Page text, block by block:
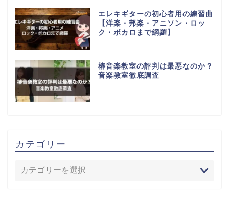
エレキギターの初心者用の練習曲
【洋楽・邦楽・アニソン・ロッ
ク・ボカロまで網羅】
椿音楽教室の評判は最悪なのか？
音楽教室徹底調査
カテゴリー